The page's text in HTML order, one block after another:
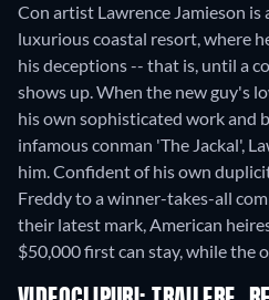
Con artist Lawrence Jamieson is
luxurious coastal resort, where
his deceptions -- that is, until a
shows up. When the new guy's
his own sophisticated work and
infamous conman 'The Jackal',
him. Confident of his own
Freddy to a winner-takes-all
their latest mark, American
$50,000 first can stay, while the